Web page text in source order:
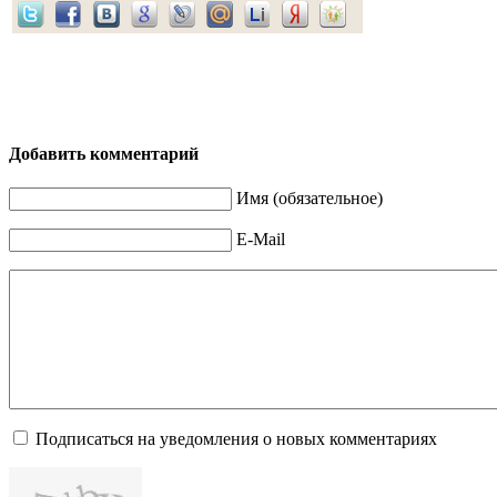
Добавить комментарий
Имя (обязательное)
E-Mail
Подписаться на уведомления о новых комментариях